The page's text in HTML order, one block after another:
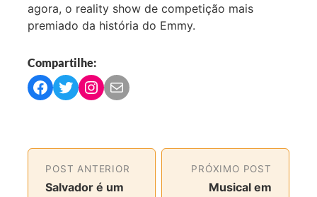
agora, o reality show de competição mais
premiado da história do Emmy.
Compartilhe:
C
r
t
C
r
t
C
r
t
C
r
POST ANTERIOR
Salvador é um
PRÓXIMO POST
Musical em